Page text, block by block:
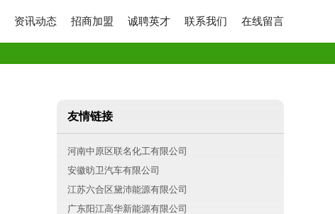
资讯动态 招商加盟 诚聘英才 联系我们 在线留言
友情链接
河南中原区联名化工有限公司
安徽昉卫汽车有限公司
江苏六合区黛沛能源有限公司
广东阳江高华新能源有限公司